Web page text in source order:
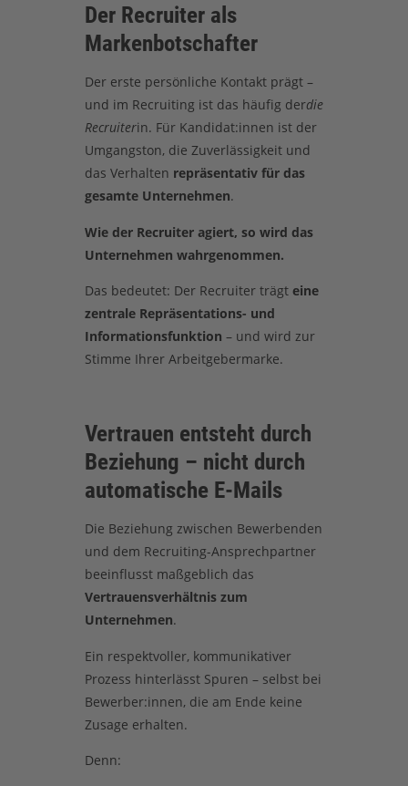
Der Recruiter als
Markenbotschafter
Der erste persönliche Kontakt prägt –
und im Recruiting ist das häufig derdie
Recruiterin. Für Kandidat:innen ist der
Umgangston, die Zuverlässigkeit und
das Verhalten repräsentativ für das
gesamte Unternehmen.
Wie der Recruiter agiert, so wird das
Unternehmen wahrgenommen.
Das bedeutet: Der Recruiter trägt eine
zentrale Repräsentations- und
Informationsfunktion – und wird zur
Stimme Ihrer Arbeitgebermarke.
Vertrauen entsteht durch
Beziehung – nicht durch
automatische E-Mails
Die Beziehung zwischen Bewerbenden
und dem Recruiting-Ansprechpartner
beeinflusst maßgeblich das
Vertrauensverhältnis zum
Unternehmen.
Ein respektvoller, kommunikativer
Prozess hinterlässt Spuren – selbst bei
Bewerber:innen, die am Ende keine
Zusage erhalten.
Denn: